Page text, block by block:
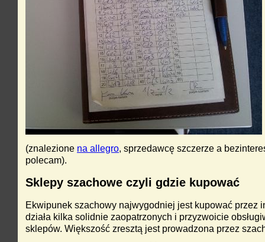
(znalezione na allegro, sprzedawcę szczerze a
polecam).
Sklepy szachowe czyli gdzie kupować
Ekwipunek szachowy najwygodniej jest kupować przez
działa kilka solidnie zaopatrzonych i przyzwoicie
sklepów. Większość zresztą jest prowadzona przez